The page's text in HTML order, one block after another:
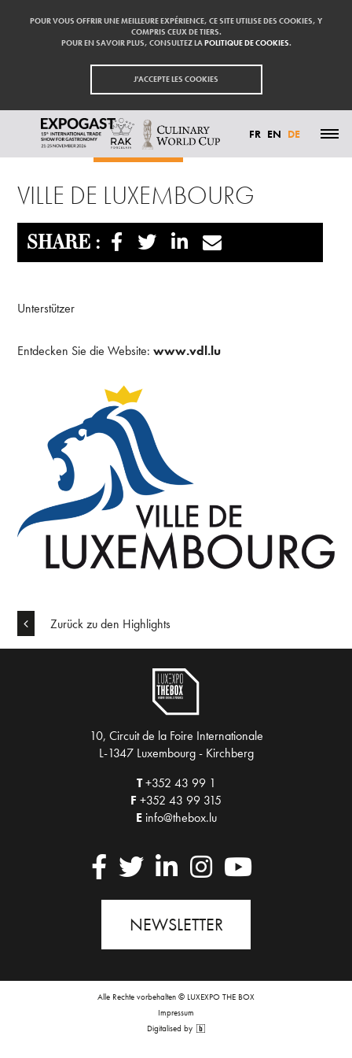
POUR VOUS OFFRIR UNE MEILLEURE EXPÉRIENCE, CE SITE UTILISE DES COOKIES, Y
COMPRIS CEUX DE TIERS.
POUR EN SAVOIR PLUS, CONSULTEZ LAPOLITIQUE DE COOKIES.
J'ACCEPTE LES COOKIES
FR EN DE
TEILNEHMEN
AUSSTELLER
PRESSE
KONTAKT
PARTNER
Startseite Ville de Luxembourg
VILLE DE LUXEMBOURG
SHARE :
Unterstützer
Entdecken Sie die Website:www.vdl.lu
Zurück zu den Highlights
10, Circuit de la Foire Internationale
L-1347 Luxembourg - Kirchberg
T +352 43 99 1
F +352 43 99 315
E info@thebox.lu
NEWSLETTER
Alle Rechte vorbehalten © LUXEXPO THE BOX
Impressum
Digitalised by